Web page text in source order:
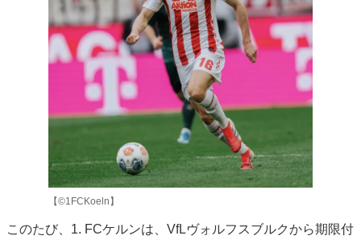
【©︎1FCKoeln】
このたび、1. FCケルンは、VfLヴォルフスブルクから期限付